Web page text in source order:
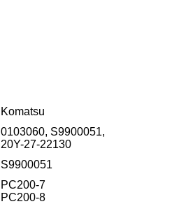
Komatsu
0103060, S9900051,
20Y-27-22130
S9900051
PC200-7
PC200-8